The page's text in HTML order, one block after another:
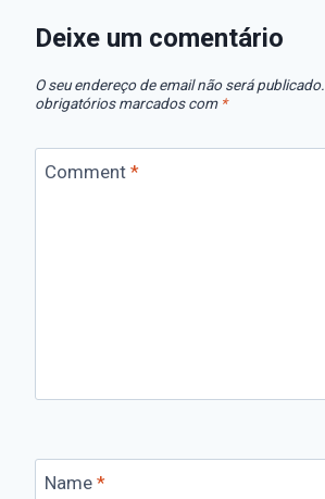
Deixe um comentário
O seu endereço de email não será publicado.
obrigatórios marcados com *
Comment *
Name *